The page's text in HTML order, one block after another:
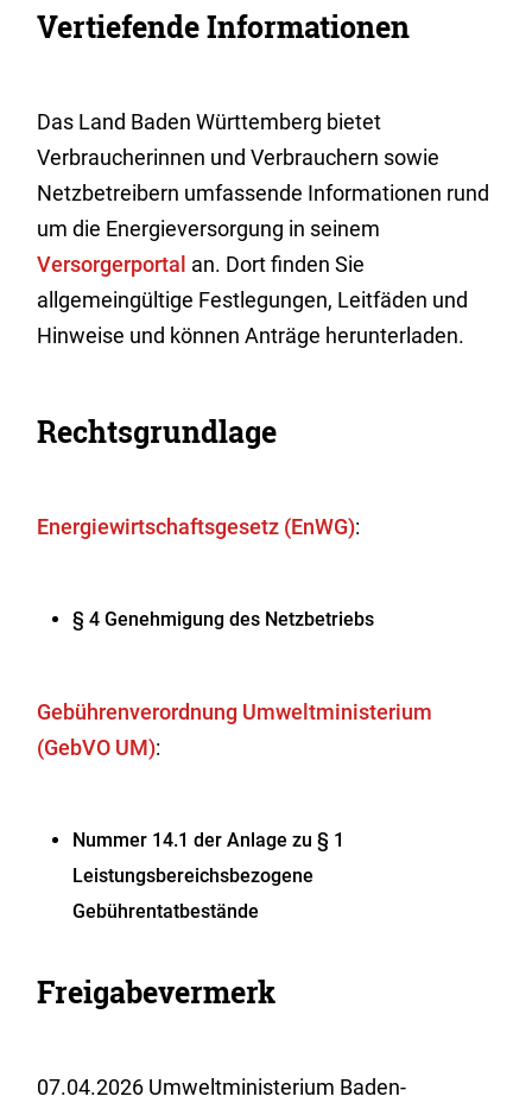
Vertiefende Informationen
Das Land Baden Württemberg bietet
Verbraucherinnen und Verbrauchern sowie
Netzbetreibern umfassende Informationen rund
um die Energieversorgung in seinem
Versorgerportal an. Dort finden Sie
allgemeingültige Festlegungen, Leitfäden und
Hinweise und können Anträge herunterladen.
Rechtsgrundlage
Energiewirtschaftsgesetz (EnWG):
§ 4 Genehmigung des Netzbetriebs
Gebührenverordnung Umweltministerium
(GebVO UM):
Nummer 14.1 der Anlage zu § 1
Leistungsbereichsbezogene
Gebührentatbestände
Freigabevermerk
07.04.2026 Umweltministerium Baden-